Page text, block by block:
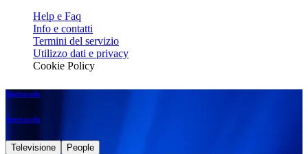
Help e Faq
Info e contatti
Termini del servizio
Utilizzo dati e privacy
Cookie Policy
Spettacolo
Spettacolo
Televisione People